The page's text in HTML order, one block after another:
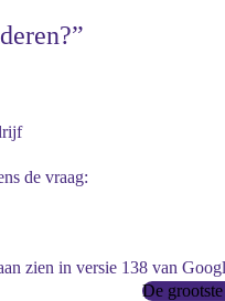
de vraag:
zien in versie 138 van
De